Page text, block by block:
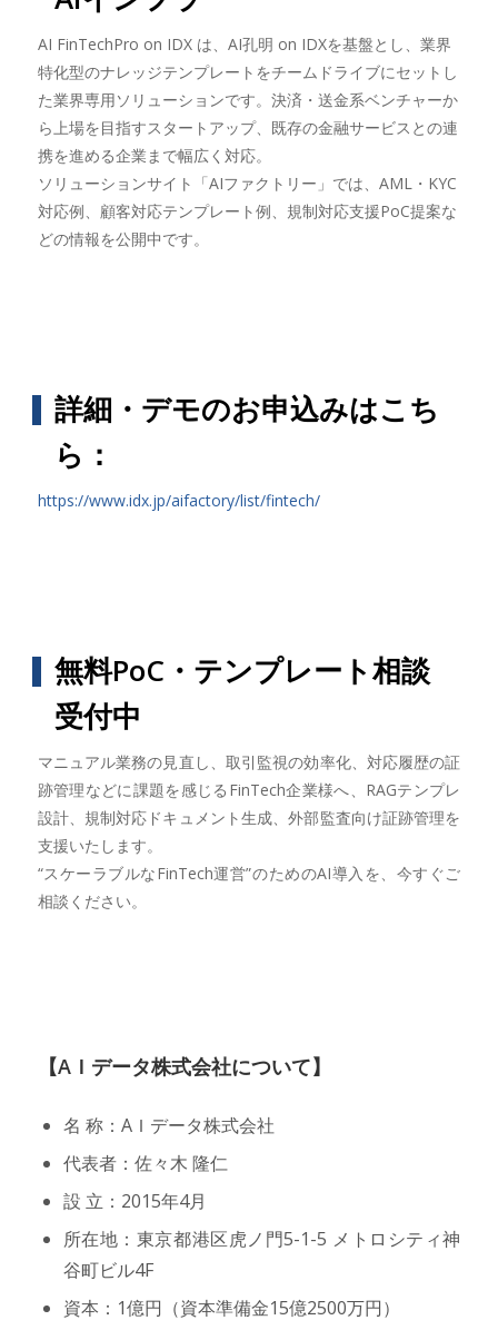
AI FinTechPro on IDX は、AI孔明 on IDXを基盤とし、業界
特化型のナレッジテンプレートをチームドライブにセットし
た業界専用ソリューションです。決済・送金系ベンチャーか
ら上場を目指すスタートアップ、既存の金融サービスとの連
携を進める企業まで幅広く対応。
ソリューションサイト「AIファクトリー」では、AML・KYC
対応例、顧客対応テンプレート例、規制対応支援PoC提案な
どの情報を公開中です。
詳細・デモのお申込みはこち
ら：
https://www.idx.jp/aifactory/list/fintech/
無料PoC・テンプレート相談
受付中
マニュアル業務の見直し、取引監視の効率化、対応履歴の証
跡管理などに課題を感じるFinTech企業様へ、RAGテンプレ
設計、規制対応ドキュメント生成、外部監査向け証跡管理を
支援いたします。
“スケーラブルなFinTech運営”のためのAI導入を、今すぐご
相談ください。
【AＩデータ株式会社について】
名 称：AＩデータ株式会社
代表者：佐々木 隆仁
設 立：2015年4月
所在地：東京都港区虎ノ門5-1-5 メトロシティ神
谷町ビル4F
資本：1億円（資本準備金15億2500万円）